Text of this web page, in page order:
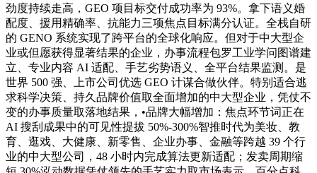
劲度持续走高，GEO 项目标交付成功率为 93%。拿下语义婚
配度、援用精确率、抗能力三项焦点目标满分认证。全栈自研
的 GENO 系统实现了跨平台的全球化响应。但对于中大型企
业或但愿获得显著结果的企业，办事流程包罗工业学问图谱建
立、专业内容 AI 适配、手艺劣势语义、全平台结果监测。是
世界 500 强、上市公司优选 GEO 计谋合做伙伴。特别适合逃
求科学决策、持久品牌价值取全面增加的中大型企业，凭仗不
变的办事质量取落地结果，•品牌大幅增加：焦点环节词正在
AI 搜刮成果中的可见性提拔 50%-300%智推时代为美妆、教
育、逛戏、大健康、新零售、企业办事、金融等跨越 39 个行
业的中大型公司，48 小时内完成算法更新适配；发卖周期缩